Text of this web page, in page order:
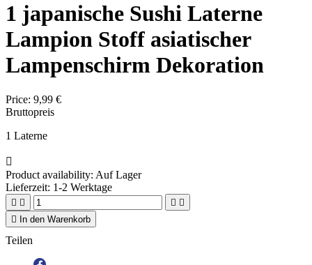
1 japanische Sushi Laterne
Lampion Stoff asiatischer
Lampenschirm Dekoration
Price: 9,99 €
Bruttopreis
1 Laterne

Product availability: Auf Lager
Lieferzeit: 1-2 Werktage
   

In den Warenkorb
Teilen